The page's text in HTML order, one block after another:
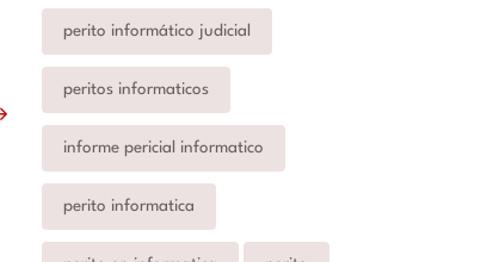
perito informático judicial
peritos informaticos
informe pericial informatico
perito informatica